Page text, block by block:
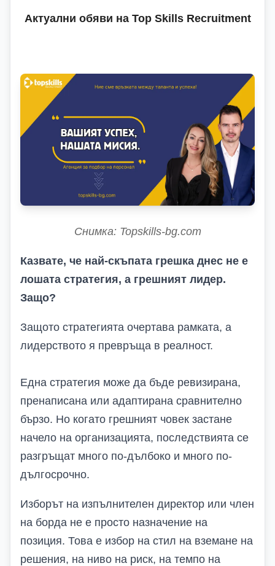
Актуални обяви на Top Skills Recruitment
Снимка: Topskills-bg.com
Казвате, че най-скъпата грешка днес не е
лошата стратегия, а грешният лидер.
Защо?
Защото стратегията очертава рамката, а
лидерството я превръща в реалност.
Една стратегия може да бъде ревизирана,
пренаписана или адаптирана сравнително
бързо. Но когато грешният човек застане
начело на организацията, последствията се
разгръщат много по-дълбоко и много по-
дългосрочно.
Изборът на изпълнителен директор или член
на борда не е просто назначение на
позиция. Това е избор на стил на вземане на
решения, на ниво на риск, на темпо на